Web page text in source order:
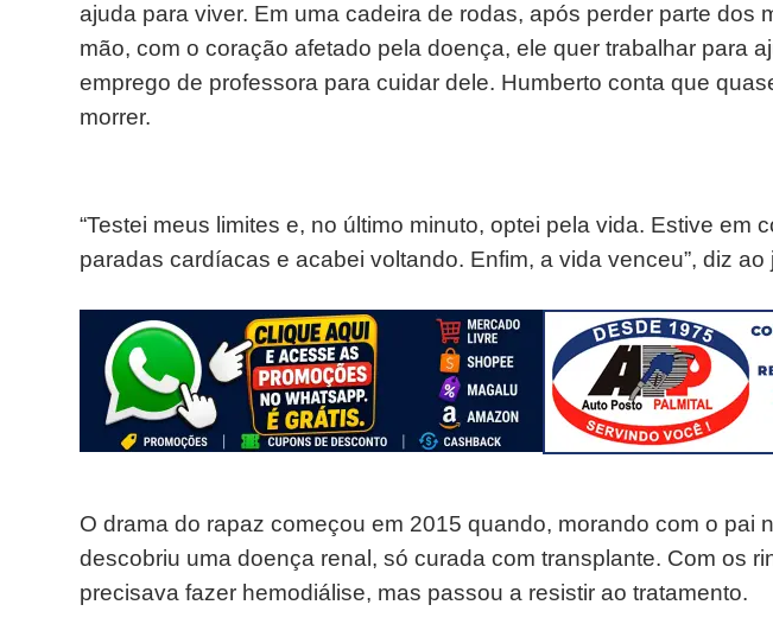
ajuda para viver. Em uma cadeira de rodas, após perder parte dos
mão, com o coração afetado pela doença, ele quer trabalhar para
emprego de professora para cuidar dele. Humberto conta que
morrer.
“Testei meus limites e, no último minuto, optei pela vida. Estive em
paradas cardíacas e acabei voltando. Enfim, a vida venceu”, diz
O drama do rapaz começou em 2015 quando, morando com o pai
descobriu uma doença renal, só curada com transplante. Com os
precisava fazer hemodiálise, mas passou a resistir ao tratamento.